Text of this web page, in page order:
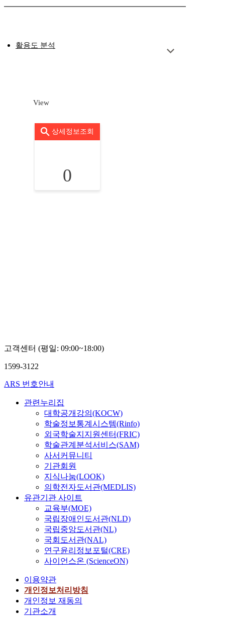
활용도 분석
View
상세정보조회
0
고객센터 (평일: 09:00~18:00)
1599-3122
ARS 번호안내
관련누리집
대학공개강의(KOCW)
학술정보통계시스템(Rinfo)
외국학술지지원센터(FRIC)
학술관계분석서비스(SAM)
사서커뮤니티
기관회원
지식나눔(LOOK)
의학전자도서관(MEDLIS)
유관기관 사이트
교육부(MOE)
국립장애인도서관(NLD)
국립중앙도서관(NL)
국회도서관(NAL)
연구윤리정보포털(CRE)
사이언스온 (ScienceON)
이용약관
개인정보처리방침
개인정보 재동의
기관소개